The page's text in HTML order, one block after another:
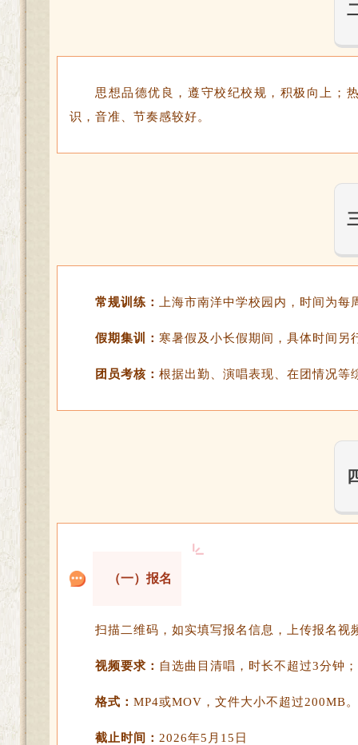
思想品德优良，遵守校纪校规，积极向上；
识，音准、节奏感较好。
常规训练：上海市南洋中学校园内，时间为每
假期集训：寒暑假及小长假期间，具体时间另
团员考核：根据出勤、演唱表现、在团情况等
（一）报名
扫描二维码，如实填写报名信息，上传报名视
视频要求： 自选曲目清唱，时长不超过3分钟；
格式：MP4或MOV，文件大小不超过200MB
截止时间：2026年5月15日